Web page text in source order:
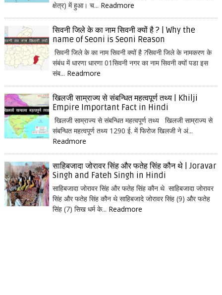
क्षेत्र) में हुआ। च... Readmore
सिवनी जिले के का नाम सिवनी क्यों है ? | Why the
name of Seoni is Seoni Reason
सिवनी जिले के का नाम सिवनी क्यों है ?सिवनी जिले के नामकरण के
संबंध में धारणा धारणा 01सिवनी नगर का नाम सिवनी क्यों पडा इस
संब... Readmore
खिलजी साम्राज्य से संबन्धित महत्वपूर्ण तथ्य | Khilji
Empire Important Fact in Hindi
खिलजी साम्राज्य से संबन्धित महत्वपूर्ण तथ्य खिलजी साम्राज्य से
संबन्धित महत्वपूर्ण तथ्य 1290 ई. में फिरोज खिलजी ने अं...
Readmore
साहिबजादा जोरावर सिंह और फतेह सिंह कौन थे | Joravar
Singh and Fateh Singh in Hindi
साहिबजादा जोरावर सिंह और फतेह सिंह कौन थे साहिबजादा जोरावर
सिंह और फतेह सिंह कौन थे साहिबजादे जोरावर सिंह (9) और फतेह
सिंह (7) सिख धर्म के... Readmore